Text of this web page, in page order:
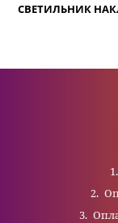
СВЕТИЛЬНИК